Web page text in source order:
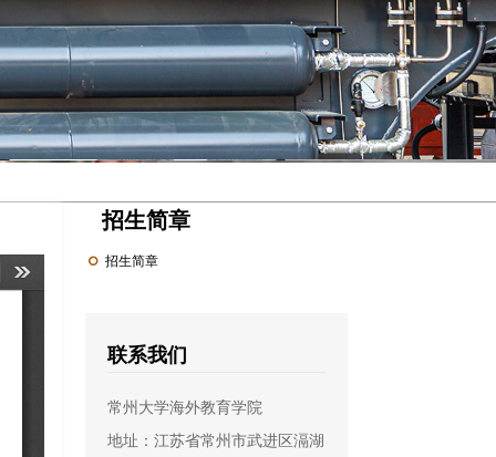
招生简章
招生简章
联系我们
常州大学海外教育学院
地址：江苏省常州市武进区滆湖